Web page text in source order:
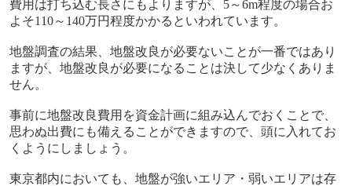
費用は打ち込む長さにもよりますが、5～6m程度の場合お
よそ110～140万円程度かかるといわれています。
地盤調査の結果、地盤改良が必要ないことが一番ではあり
ますが、地盤改良が必要になることは決して少なくありま
せん。
事前に地盤改良費用を資金計画に組み込んでおくことで、
思わぬ出費にも備えることができますので、頭に入れてお
くようにしましょう。
東京都内においても、地盤が強いエリア・弱いエリアは存